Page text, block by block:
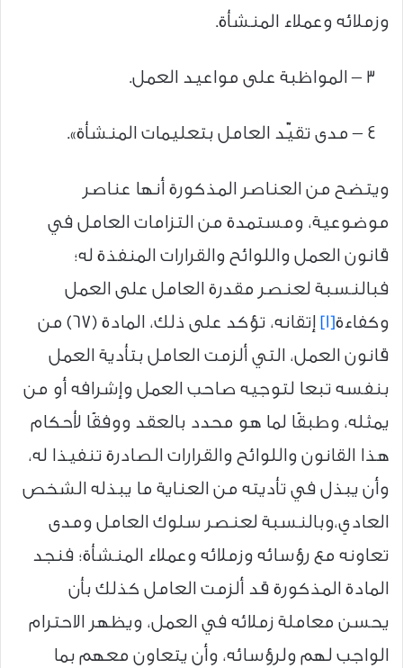
وزملائه وعملاء المنشأة.
ويتضح من العناصر المذكورة أنها عناصر
موضوعية، ومستمدة من التزامات العامل في
قانون العمل واللوائح والقرارات المنفذة له؛
فبالنسبة لعنصر مقدرة العامل على العمل
وكفاءة[1]
إتقانه، تؤكد على ذلك، المادة (67) من
قانون العمل، التي ألزمت العامل بتأدية العمل
بنفسه تبعا لتوجيه صاحب العمل وإشرافه أو من
يمثله، وطبقًا لما هو محدد بالعقد ووفقًا لأحكام
هذا القانون واللوائح والقرارات الصادرة تنفيذا له،
وأن يبذل في تأديته من العناية ما يبذله الشخص
العادي،وبالنسبة لعنصر سلوك العامل ومدى
تعاونه مع رؤسائه وزملائه وعملاء المنشأة؛ فنجد
المادة المذكورة قد ألزمت العامل كذلك بأن
يحسن معاملة زملائه في العمل، ويظهر الاحترام
الواجب لهم ولرؤسائه، وأن يتعاون معهم بما